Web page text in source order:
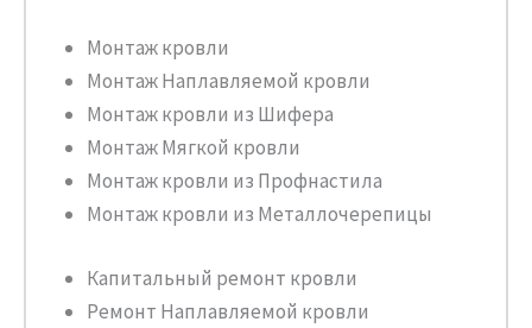
Монтаж кровли
Монтаж Наплавляемой кровли
Монтаж кровли из Шифера
Монтаж Мягкой кровли
Монтаж кровли из Профнастила
Монтаж кровли из Металлочерепицы
Капитальный ремонт кровли
Ремонт Наплавляемой кровли